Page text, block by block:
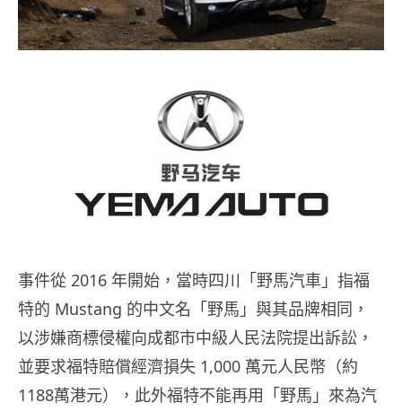
事件從 2016 年開始，當時四川「野馬汽車」指福
特的 Mustang 的中文名「野馬」與其品牌相同，
以涉嫌商標侵權向成都市中級人民法院提出訴訟，
並要求福特賠償經濟損失 1,000 萬元人民幣（約
1188萬港元），此外福特不能再用「野馬」來為汽